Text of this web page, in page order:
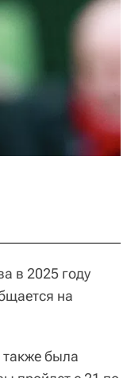
в 2025 году
на
была